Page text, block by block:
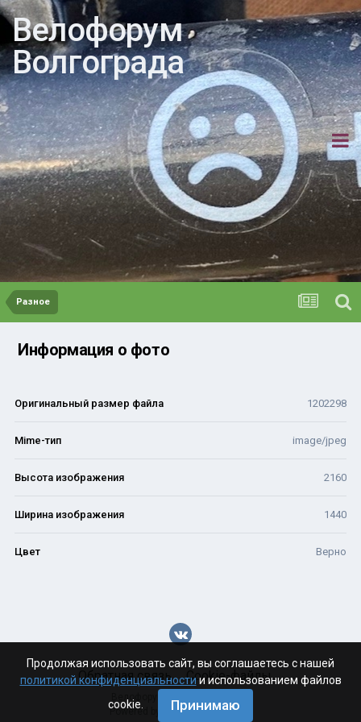
Велофорум
Волгограда
Разное
Информация о фото
Оригинальный размер файла 1202298
Mime-тип image/jpeg
Высота изображения 2160
Ширина изображения 1440
Цвет Верно
Обратная связь Cookie-файлы
Велофорум Волгограда - 2026
Powered by Invision Community
Продолжая использовать сайт, вы соглашаетесь с нашей
политикой конфиденциальности и использованием файлов
cookie.
Принимаю